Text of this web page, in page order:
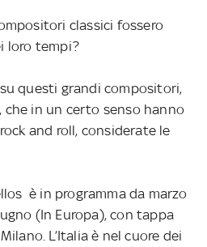
classici fossero
loro tempi?
su questi grandi compositori,
che in un certo senso hanno
and roll, considerate le
è in programma da marzo
(In Europa), con tappa
L’Italia è nel cuore dei